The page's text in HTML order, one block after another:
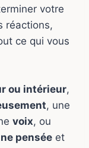
votre
réactions,
ce qui vous
ou intérieur,
, une
voix, ou
pensée et